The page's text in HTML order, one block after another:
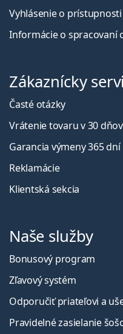
Vyhlásenie o
Informácie o spracovaní
Zákaznícky
Časté otázky
Vrátenie tovaru v 30
Garancia výmeny 365 dní
Reklamácie
Klientská sekcia
Naše služby
Bonusový program
Zľavový systém
Odporučiť priateľovi a
Pravidelné zasielanie